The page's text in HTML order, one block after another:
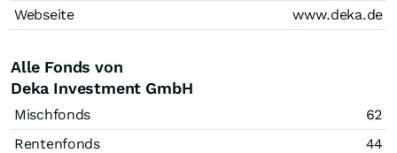
Webseite
www.deka.de
Alle Fonds von
Deka Investment GmbH
Mischfonds
62
Rentenfonds
44